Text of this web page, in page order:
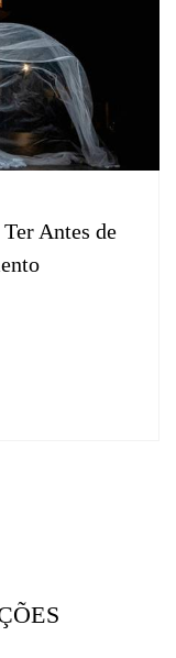
Antes de